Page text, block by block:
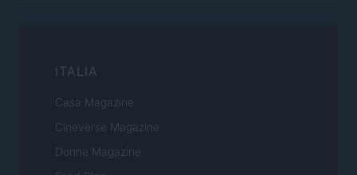
ITALIA
Casa Magazine
Cineverse Magazine
Donne Magazine